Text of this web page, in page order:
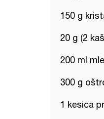
150 g
20 g (2
200 ml
300 g
1 kesica